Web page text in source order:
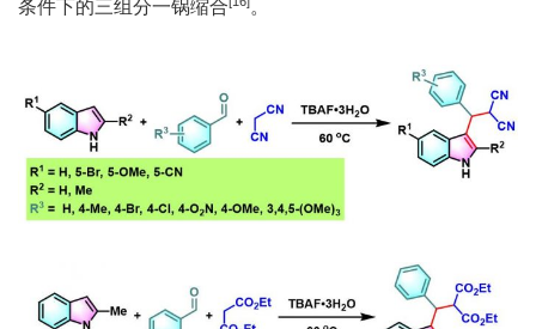
条件下的三组分一锅缩合
。